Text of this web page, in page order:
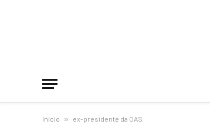
Início » ex-presidente da OAS